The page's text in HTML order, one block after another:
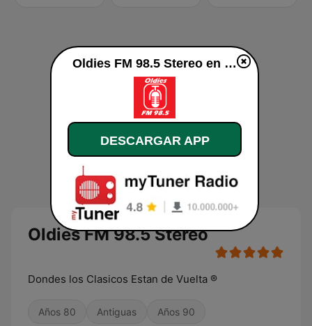
Oldies FM 98.5 Stereo
Dondes los Clasicos Estan de Vuelta ®
Años 80 Antiguas Años 90
Oldies FM 98.5 Stereo en vivo
DESCARGAR APP